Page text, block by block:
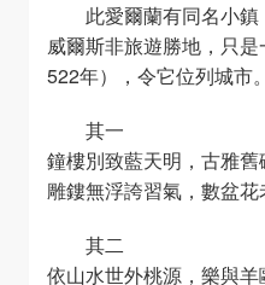
此愛爾蘭有同名小
威爾斯非旅遊勝地，只
522年），令它位列城市。
其一
鐘樓別致藍天明，古雅舊
雕鏤無浮誇習氣，數盆花
其二
依山水世外桃源，樂與羊